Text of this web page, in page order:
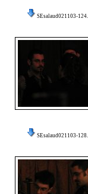
SEsalaud021103-
SEsalaud021103-